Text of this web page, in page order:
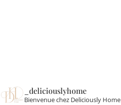
_deliciouslyhome
Bienvenue chez Deliciously